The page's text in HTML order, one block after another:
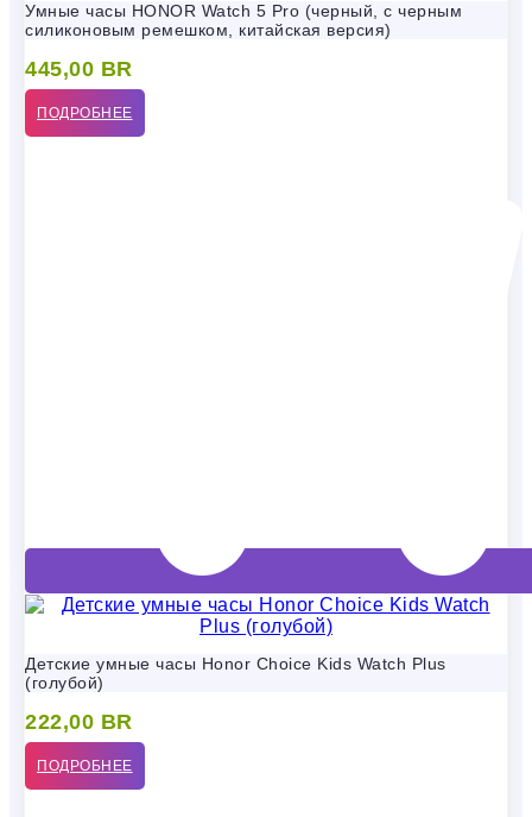
Умные часы HONOR Watch 5 Pro (черный, с черным
силиконовым ремешком, китайская версия)
445,00 BR
ПОДРОБНЕЕ
Детские умные часы Honor Choice Kids Watch Plus
(голубой)
222,00 BR
ПОДРОБНЕЕ